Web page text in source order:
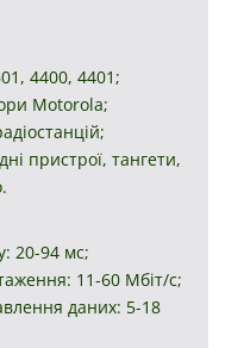
4400, 4401;
Motorola;
пристрої, тангети,
20-94 мс;
11-60 Мбіт/с;
даних: 5-18